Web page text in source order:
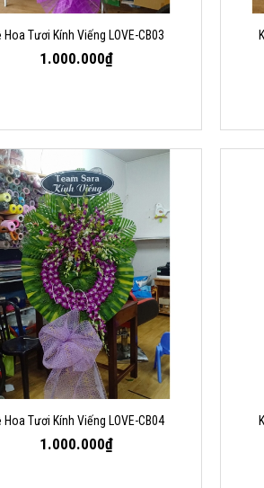
Hoa Tươi Kính Viếng LOVE-CB03
1.000.000₫
Hoa Tươi Kính Viếng LOVE-CB04
1.000.000₫